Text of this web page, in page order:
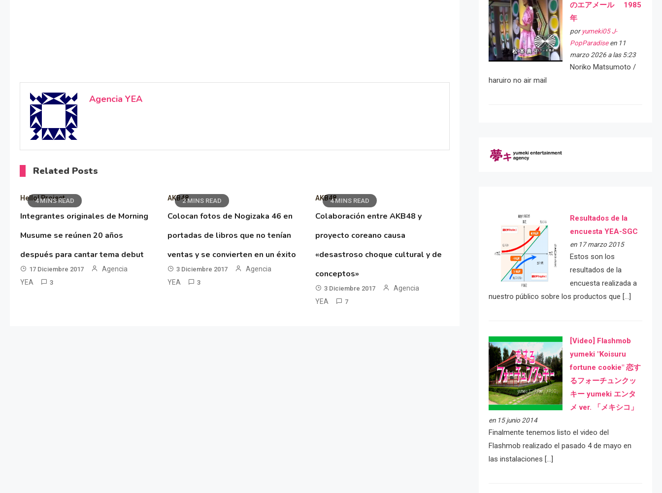
Agencia YEA
Related Posts
4 MINS READ
Hello! Project
Integrantes originales de Morning
Musume se reúnen 20 años
después para cantar tema debut
17 Diciembre 2017
Agencia
YEA
3
2 MINS READ
AKB48
Colocan fotos de Nogizaka 46 en
portadas de libros que no tenían
ventas y se convierten en un éxito
3 Diciembre 2017
Agencia
YEA
3
4 MINS READ
AKB48
Colaboración entre AKB48 y
proyecto coreano causa
«desastroso choque cultural y de
conceptos»
3 Diciembre 2017
Agencia
YEA
7
のエアメール 1985
年
por yumeki05 J-
PopParadiseen 11
marzo 2026 a las 5:23
Noriko Matsumoto /
haruiro no air mail
Resultados de la
encuesta YEA-SGC
en 17 marzo 2015
Estos son los
resultados de la
encuesta realizada a
nuestro público sobre los productos que […]
[Video] Flashmob
yumeki "Koisuru
fortune cookie" 恋す
るフォーチュンクッ
キー yumeki エンタ
メ ver. 「メキシコ」
en 15 junio 2014
Finalmente tenemos listo el video del
Flashmob realizado el pasado 4 de mayo en
las instalaciones […]